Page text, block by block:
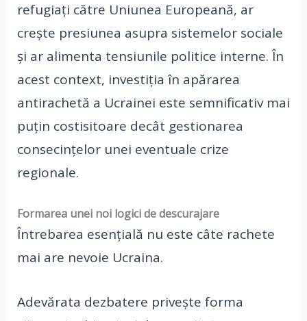
refugiați către Uniunea Europeană, ar
crește presiunea asupra sistemelor sociale
și ar alimenta tensiunile politice interne. În
acest context, investiția în apărarea
antirachetă a Ucrainei este semnificativ mai
puțin costisitoare decât gestionarea
consecințelor unei eventuale crize
regionale.
Formarea unei noi logici de descurajare
Întrebarea esențială nu este câte rachete
mai are nevoie Ucraina.
Adevărata dezbatere privește forma